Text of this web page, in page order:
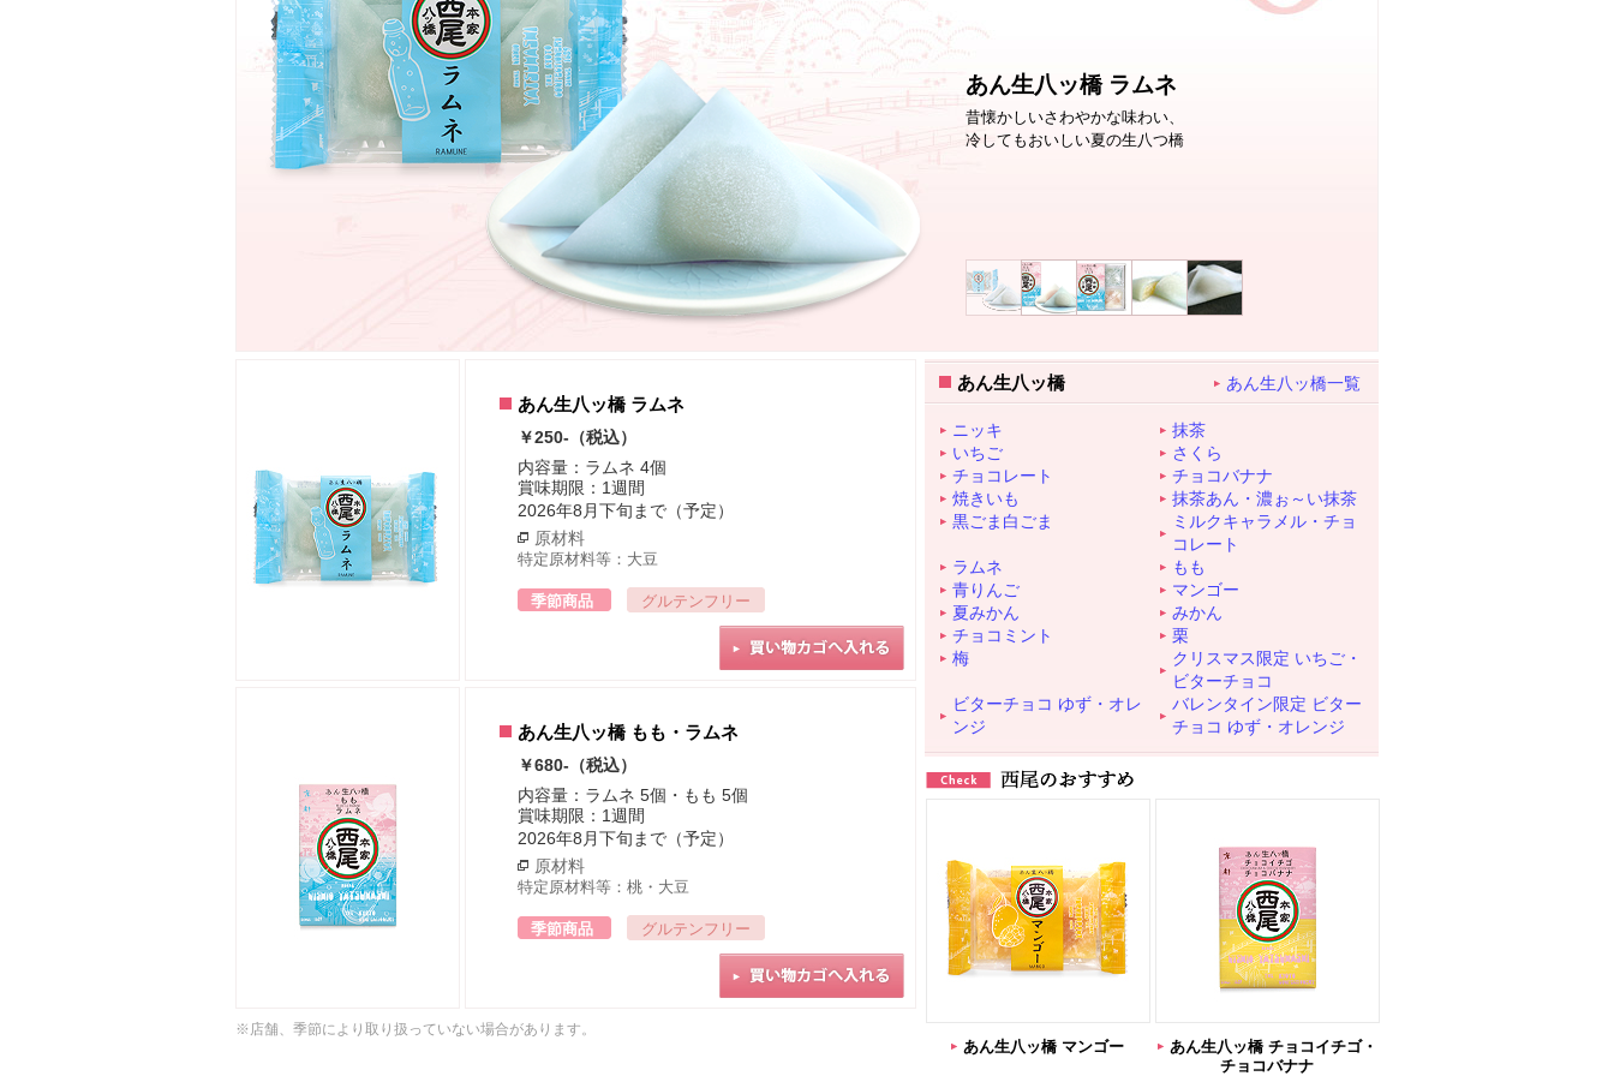
あん生八ッ橋 ラムネ
昔懐かしいさわやかな味わい、
冷してもおいしい夏の生八つ橋
あん生八ッ橋 ラムネ
￥250-（税込）
内容量：ラムネ 4個
賞味期限：1週間
2026年8月下旬まで（予定）
原材料
特定原材料等：大豆
季節商品 グルテンフリー
あん生八ッ橋 もも・ラムネ
￥680-（税込）
内容量：ラムネ 5個・もも 5個
賞味期限：1週間
2026年8月下旬まで（予定）
原材料
特定原材料等：桃・大豆
季節商品 グルテンフリー
※店舗、季節により取り扱っていない場合があります。
あん生八ッ橋 あん生八ッ橋一覧
ニッキ
抹茶
いちご
さくら
チョコレート
チョコバナナ
焼きいも
抹茶あん・濃ぉ～い抹茶
黒ごま白ごま
ミルクキャラメル・チョ
コレート
ラムネ
もも
青りんご
マンゴー
夏みかん
みかん
チョコミント
栗
梅
クリスマス限定 いちご・
ビターチョコ
ビターチョコ ゆず・オレ
ンジ
バレンタイン限定 ビター
チョコ ゆず・オレンジ
あん生八ッ橋 マンゴー あん生八ッ橋 チョコイチゴ・
チョコバナナ